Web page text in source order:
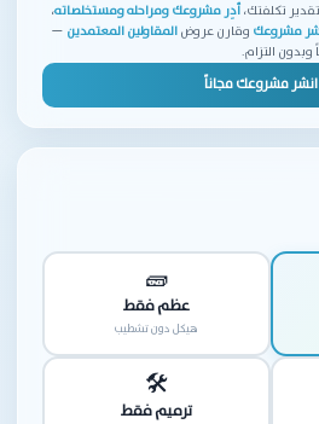
تكلفتك،أدِر مشروعك ومراحله ومستخلصاته،
مشروعك وقارن عروضالمقاولين المعتمدين —
وبدون التزام.
انشر مشروعك مجاناً
🧱
عظم فقط
هيكل دون تشطيب
🛠️
ترميم فقط